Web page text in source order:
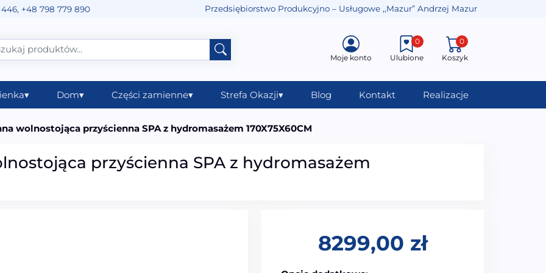
446, +48 798 779 890 Przedsiębiorstwo Produkcyjno – Usługowe ,,Mazur” Andrzej Mazur
Moje konto Ulubione
0
Koszyk
0
▾ Dom▾ Części zamienne▾ Strefa Okazji▾ Blog Kontakt Realizacje
wolnostojąca przyścienna SPA z hydromasażem 170X75X60CM
przyścienna SPA z hydromasażem
8299,00 zł